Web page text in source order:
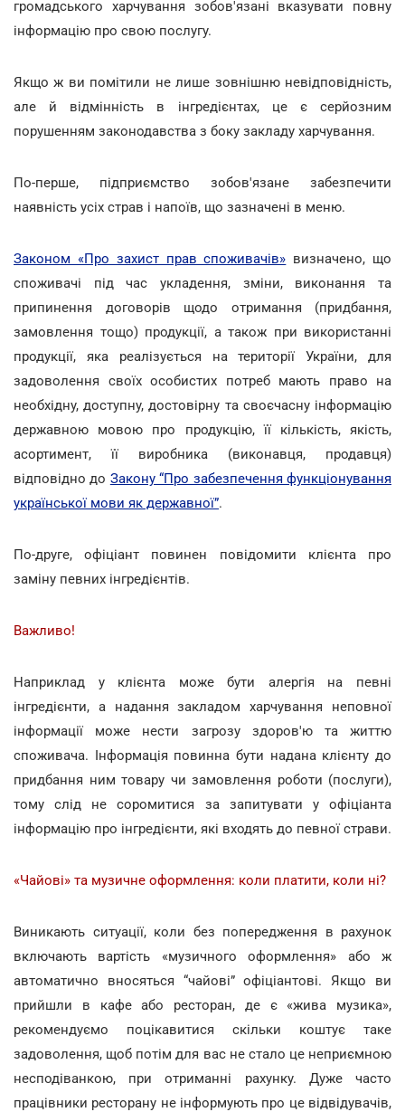
громадського харчування зобов'язані вказувати повну
інформацію про свою послугу.
Якщо ж ви помітили не лише зовнішню невідповідність,
але й відмінність в інгредієнтах, це є серйозним
порушенням законодавства з боку закладу харчування.
По-перше, підприємство зобов'язане забезпечити
наявність усіх страв і напоїв, що зазначені в меню.
Законом «Про захист прав споживачів» визначено, що
споживачі під час укладення, зміни, виконання та
припинення договорів щодо отримання (придбання,
замовлення тощо) продукції, а також при використанні
продукції, яка реалізується на території України, для
задоволення своїх особистих потреб мають право на
необхідну, доступну, достовірну та своєчасну інформацію
державною мовою про продукцію, її кількість, якість,
асортимент, її виробника (виконавця, продавця)
відповідно до Закону “Про забезпечення функціонування
української мови як державної”.
По-друге, офіціант повинен повідомити клієнта про
заміну певних інгредієнтів.
Важливо!
Наприклад у клієнта може бути алергія на певні
інгредієнти, а надання закладом харчування неповної
інформації може нести загрозу здоров'ю та життю
споживача. Інформація повинна бути надана клієнту до
придбання ним товару чи замовлення роботи (послуги),
тому слід не соромитися за запитувати у офіціанта
інформацію про інгредієнти, які входять до певної страви.
«Чайові» та музичне оформлення: коли платити, коли ні?
Виникають ситуації, коли без попередження в рахунок
включають вартість «музичного оформлення» або ж
автоматично вносяться “чайові” офіціантові. Якщо ви
прийшли в кафе або ресторан, де є «жива музика»,
рекомендуємо поцікавитися скільки коштує таке
задоволення, щоб потім для вас не стало це неприємною
несподіванкою, при отриманні рахунку. Дуже часто
працівники ресторану не інформують про це відвідувачів,